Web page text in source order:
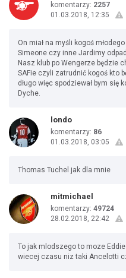
komentarzy: 2257
01.03.2018, 12:35
On miał na myśli kogoś
Simeone czy inne Jardimy
Nasz klub po Wengerze będzie
SAFie czyli zatrudnić kogoś kto
długo więc spodziewał bym się
Dyche.
londo
komentarzy: 86
01.03.2018, 03:05
Thomas Tuchel jak dla mnie
mitmichael
komentarzy: 49724
28.02.2018, 22:42
To jak mlodszego to moze
wiecej czasu niz taki Ancelotti